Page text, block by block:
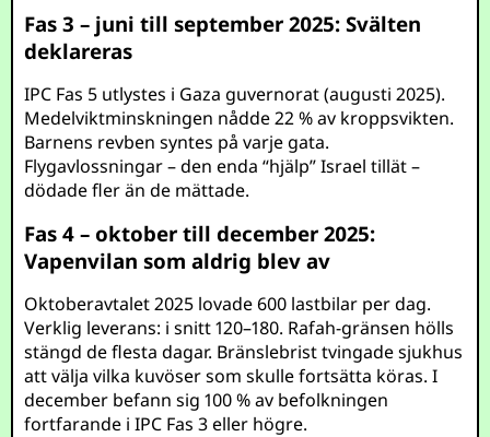
Fas 3 – juni till september 2025: Svälten
deklareras
IPC Fas 5 utlystes i Gaza guvernorat (augusti 2025).
Medelviktminskningen nådde 22 % av kroppsvikten.
Barnens revben syntes på varje gata.
Flygavlossningar – den enda “hjälp” Israel tillät –
dödade fler än de mättade.
Fas 4 – oktober till december 2025:
Vapenvilan som aldrig blev av
Oktoberavtalet 2025 lovade 600 lastbilar per dag.
Verklig leverans: i snitt 120–180. Rafah-gränsen hölls
stängd de flesta dagar. Bränslebrist tvingade sjukhus
att välja vilka kuvöser som skulle fortsätta köras. I
december befann sig 100 % av befolkningen
fortfarande i IPC Fas 3 eller högre.